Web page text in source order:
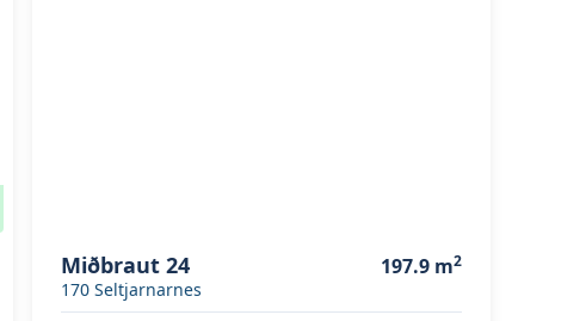
Miðbraut 24
170 Seltjarnarnes
197.9 m2